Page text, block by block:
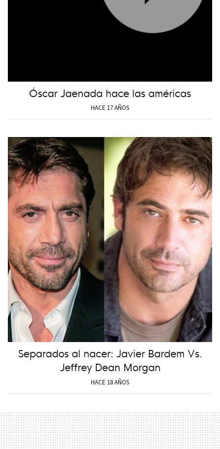
Óscar Jaenada hace las américas
HACE 17 AÑOS
Separados al nacer: Javier Bardem Vs.
Jeffrey Dean Morgan
HACE 18 AÑOS